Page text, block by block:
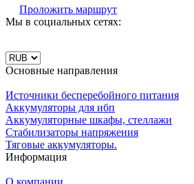
Проложить маршрут
Мы в социальных сетях:
Основные направления
Источники бесперебойного питания
Аккумуляторы для ибп
Аккумуляторные шкафы, стеллажи
Стабилизаторы напряжения
Тяговые аккумуляторы.
Информация